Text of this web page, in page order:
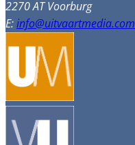
2270 AT Voorburg
E:info@uitvaartmedia.com